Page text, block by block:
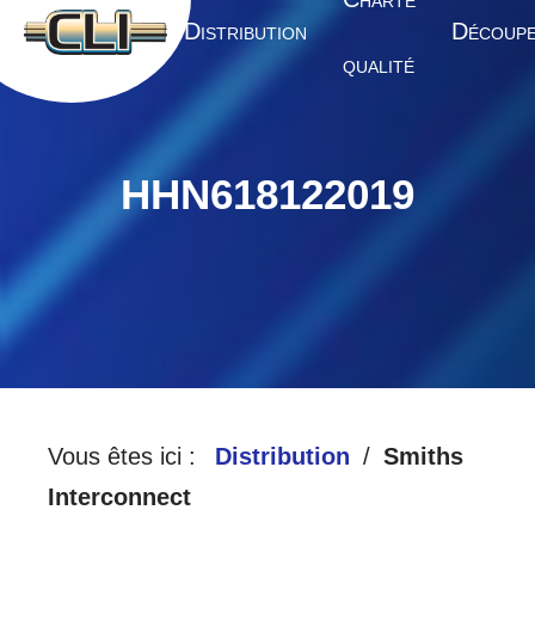
A CCUEIL DISTRIBUTION
QUALITÉ
D
HHN618122019
Vous êtes ici : Distribution
Smiths
Interconnect